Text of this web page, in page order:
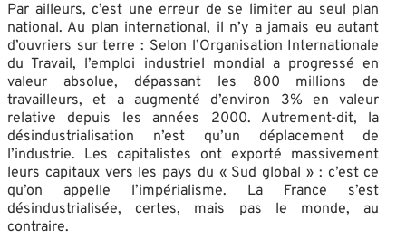
Par ailleurs, c’est une erreur de se limiter au seul plan
national. Au plan international, il n’y a jamais eu autant
d’ouvriers sur terre : Selon l’Organisation Internationale
du Travail, l’emploi industriel mondial a progressé en
valeur absolue, dépassant les 800 millions de
travailleurs, et a augmenté d’environ 3% en valeur
relative depuis les années 2000. Autrement-dit, la
désindustrialisation n’est qu’un déplacement de
l’industrie. Les capitalistes ont exporté massivement
leurs capitaux vers les pays du « Sud global » : c’est ce
qu’on appelle l’impérialisme. La France s’est
désindustrialisée, certes, mais pas le monde, au
contraire.